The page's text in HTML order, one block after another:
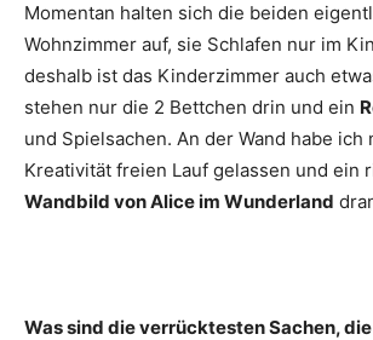
Momentan halten sich die beiden
Wohnzimmer auf, sie Schlafen nur im
deshalb ist das Kinderzimmer auch
stehen nur die 2 Bettchen drin und ein
und Spielsachen. An der Wand habe ich
Kreativität freien Lauf gelassen und ein
Wandbild von Alice im Wunderland
Was sind die verrücktesten Sachen,